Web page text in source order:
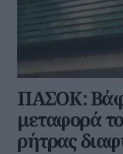
ΠΑΣΟΚ:
μεταφορά
ρήτρας